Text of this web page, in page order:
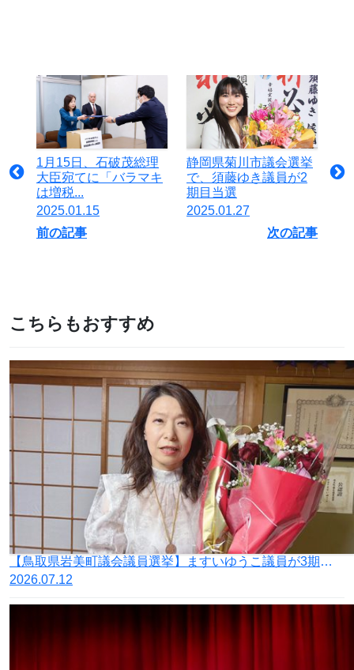
1月15日、石破茂総理
大臣宛てに「バラマキ
は増税...
2025.01.15
前の記事
静岡県菊川市議会選挙
で、須藤ゆき議員が2
期目当選
2025.01.27
次の記事
こちらもおすすめ
【鳥取県岩美町議会議員選挙】ますいゆうこ議員が3期目の当選
2026.07.12